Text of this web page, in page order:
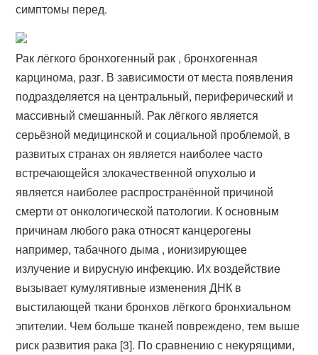
симптомы перед.
Рак лёгкого бронхогенный рак , бронхогенная
карцинома, разг. В зависимости от места появления
подразделяется на центральный, периферический и
массивный смешанный. Рак лёгкого является
серьёзной медицинской и социальной проблемой, в
развитых странах он является наиболее часто
встречающейся злокачественной опухолью и
является наиболее распространённой причиной
смерти от онкологической патологии. К основным
причинам любого рака относят канцерогены
например, табачного дыма , ионизирующее
излучение и вирусную инфекцию. Их воздействие
вызывает кумулятивные изменения ДНК в
выстилающей ткани бронхов лёгкого бронхиальном
эпителии. Чем больше тканей повреждено, тем выше
риск развития рака [3]. По сравнению с некурящими,